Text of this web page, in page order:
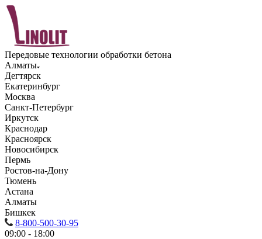
Передовые технологии обработки бетона
Алматы
Дегтярск
Екатеринбург
Москва
Санкт-Петербург
Иркутск
Краснодар
Красноярск
Новосибирск
Пермь
Ростов-на-Дону
Тюмень
Астана
Алматы
Бишкек
8-800-500-30-95
09:00 - 18:00